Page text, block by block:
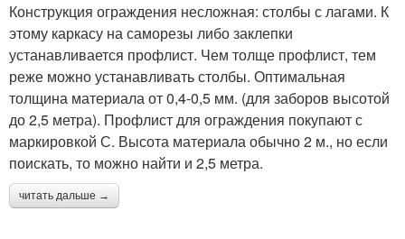
Конструкция ограждения несложная: столбы с лагами. К
этому каркасу на саморезы либо заклепки
устанавливается профлист. Чем толще профлист, тем
реже можно устанавливать столбы. Оптимальная
толщина материала от 0,4-0,5 мм. (для заборов высотой
до 2,5 метра). Профлист для ограждения покупают с
маркировкой С. Высота материала обычно 2 м., но если
поискать, то можно найти и 2,5 метра.
читать дальше →